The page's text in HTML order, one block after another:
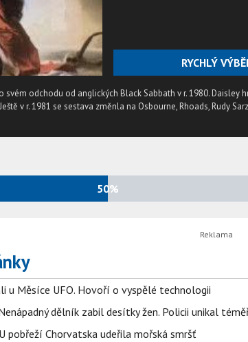
RYCHLÝ
svém odchodu od anglických Black Sabbath v r. 1980. Daisley
v r. 1981 se sestava změnla na Osbourne, Rhoads, Rudy
50%
u Měsíce UFO. Hovoří o vyspělé technologii
dělník zabil desítky žen. Policii unikal
pobřeží Chorvatska udeřila mořská smršť